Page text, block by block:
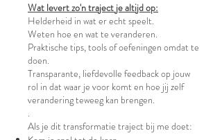
Wat levert zo'n traject je altijd op:
Helderheid in wat er echt speelt.
Weten hoe en wat te veranderen.
Praktische tips, tools of oefeningen omdat te
doen.
Transparante, liefdevolle feedback op jouw
rol in dat waar je voor komt en hoe jij zelf
verandering teweeg kan brengen.
.
Als je dit transformatie traject bij me doet: